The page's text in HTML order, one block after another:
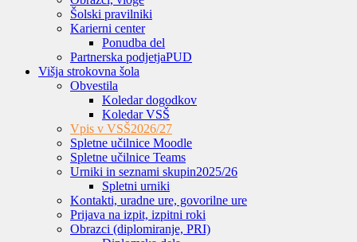
Šolski pravilniki
Karierni center
Ponudba del
Partnerska podjetjaPUD
Višja strokovna šola
Obvestila
Koledar dogodkov
Koledar VSŠ
Vpis v VSŠ2026/27
Spletne učilnice Moodle
Spletne učilnice Teams
Urniki in seznami skupin2025/26
Spletni urniki
Kontakti, uradne ure, govorilne ure
Prijava na izpit, izpitni roki
Obrazci (diplomiranje, PRI)